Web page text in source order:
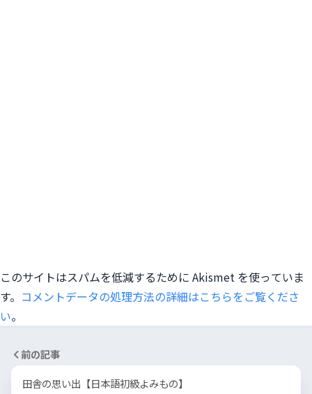
このサイトはスパムを低減するために Akismet を使っていま
す。 コメントデータの処理方法の詳細はこちらをご覧くださ
い。
前の記事
田舎の思い出【日本語初級よみもの】